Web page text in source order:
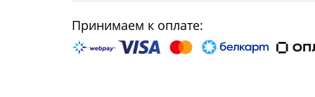
Принимаем к оплате: